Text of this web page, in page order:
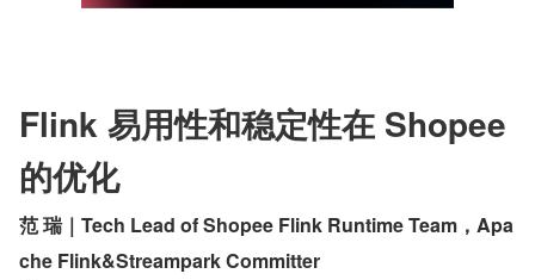
Flink 易用性和稳定性在 Shopee
的优化
范 瑞｜Tech Lead of Shopee Flink Runtime Team，Apa
che Flink&Streampark Committer